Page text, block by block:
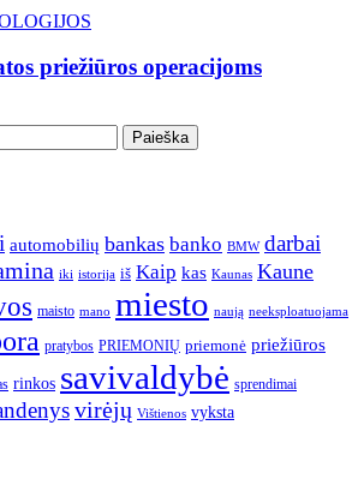
priežiūros operacijoms
automobilių bankas banko BMW darbai
iki istorija iš Kaip kas Kaunas Kaune
maisto mano miesto naują neeksploatuojama
pratybos PRIEMONIŲ priemonė priežiūros
rinkos savivaldybė sprendimai
virėjų Vištienos vyksta